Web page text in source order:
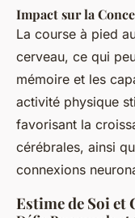
Impact sur la
La course à pied
cerveau, ce qui
mémoire et les
activité physique
favorisant la
cérébrales, ainsi
connexions
Estime de Soi et